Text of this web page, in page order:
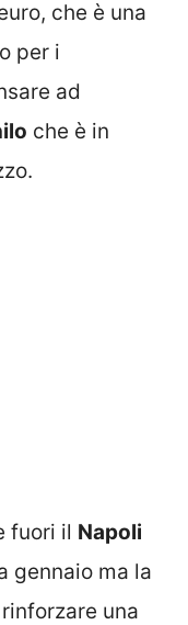
che è una
per i
ad
che è in
fuori il Napoli
gennaio ma la
una